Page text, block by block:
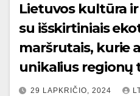
Lietuvos kultūra
su išskirtiniais
maršrutais, kurie
unikalius regionų
29 LAPKRIČIO, 2024